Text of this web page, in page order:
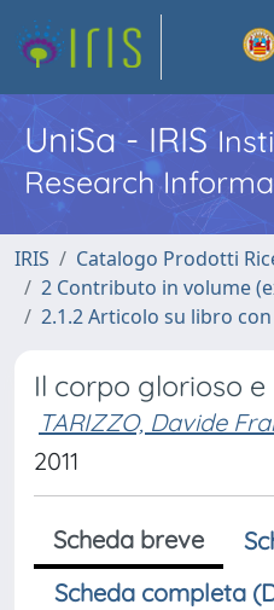
UniSa - IRIS
Research
IRIS
Catalogo Prodotti
2 Contributo in volume
2.1.2 Articolo su libro con
Il corpo glorioso
TARIZZO, Davide
2011
Scheda breve
Scheda completa